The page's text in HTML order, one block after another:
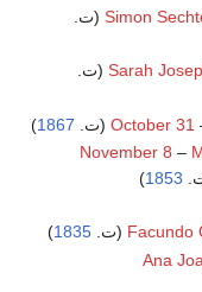
Simon
Sarah
October 31
1867
)
November 8 –
1853
)
Facundo
1835
)
Ana